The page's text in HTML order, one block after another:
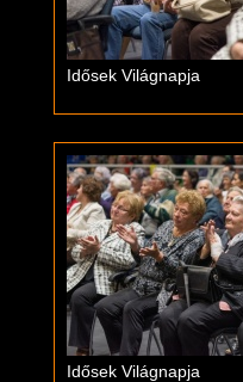
Idősek Világnapja
Idősek Világnapja